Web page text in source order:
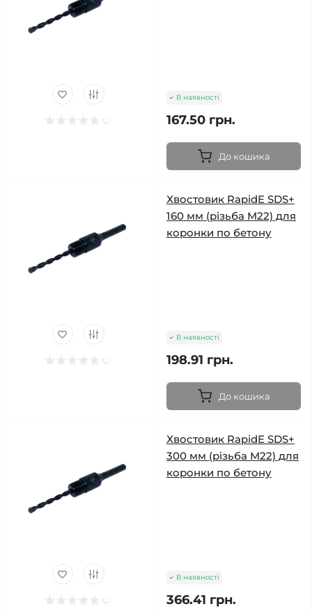
В наявності
167.50 грн.
До кошика
Хвостовик RapidE SDS+
160 мм (різьба M22) для
коронки по бетону
В наявності
198.91 грн.
До кошика
Хвостовик RapidE SDS+
300 мм (різьба M22) для
коронки по бетону
В наявності
366.41 грн.